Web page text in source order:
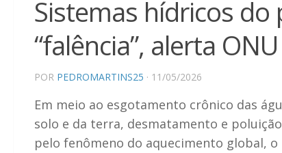
Sistemas hídricos do
“falência”, alerta ONU
POR PEDROMARTINS25 · 11/05/2026
Em meio ao esgotamento crônico das
solo e da terra, desmatamento e
pelo fenômeno do aquecimento global,